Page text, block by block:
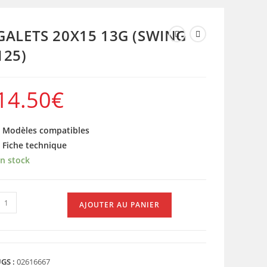
20X15 13G (SWING
€
Modèles compatibles
Fiche technique
stock
quantité
AJOUTER AU PANIER
:02616667